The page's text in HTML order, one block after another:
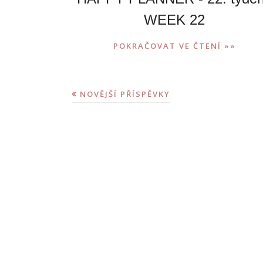
WEEK 22
POKRAČOVAT VE ČTENÍ »»
NOVĚJŠÍ PŘÍSPĚVKY